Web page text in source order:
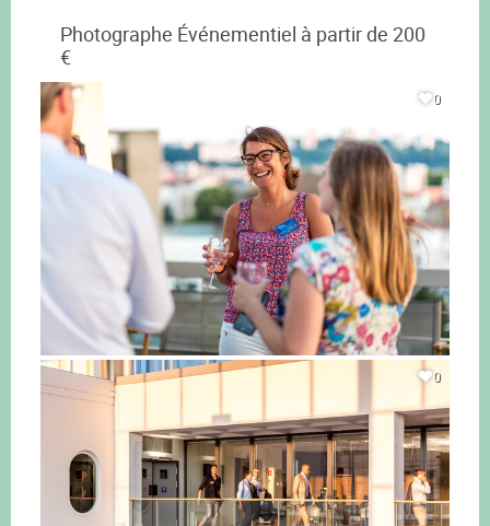
Photographe Événementiel à partir de 200
€
0
0